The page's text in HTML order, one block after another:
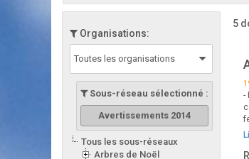
Organisations:
Toutes les organisations
Sous-réseau sélectionné :
Avertissements 2014
Tous les sous-réseaux
Arbres de Noël
5
-